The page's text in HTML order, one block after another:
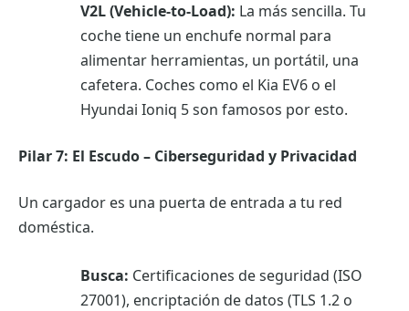
V2L (Vehicle-to-Load): La más sencilla. Tu
coche tiene un enchufe normal para
alimentar herramientas, un portátil, una
cafetera. Coches como el Kia EV6 o el
Hyundai Ioniq 5 son famosos por esto.
Pilar 7: El Escudo – Ciberseguridad y Privacidad
Un cargador es una puerta de entrada a tu red
doméstica.
Busca: Certificaciones de seguridad (ISO
27001), encriptación de datos (TLS 1.2 o